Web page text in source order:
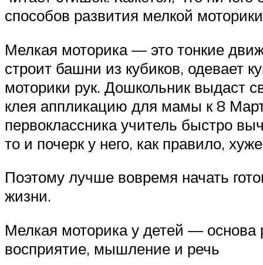
способов развития мелкой
Мелкая моторика — это тонкие
строит башни из кубиков, одевает
моторики рук. Дошкольник выдаст
клея аппликацию для мамы к 8
первоклассника учитель быстро
то и почерк у него, как правило,
Поэтому лучше вовремя начать
жизни.
Мелкая моторика у детей — основа
восприятие, мышление и речь